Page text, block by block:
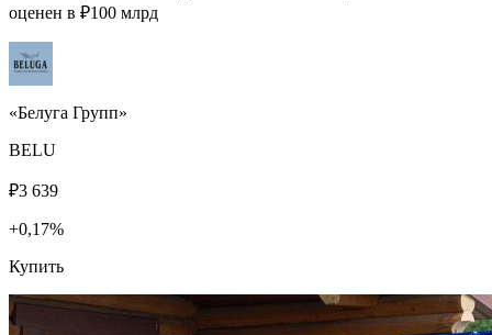
оценен в ₽100 млрд
«Белуга Групп»
BELU
₽3 639
+0,17%
Купить